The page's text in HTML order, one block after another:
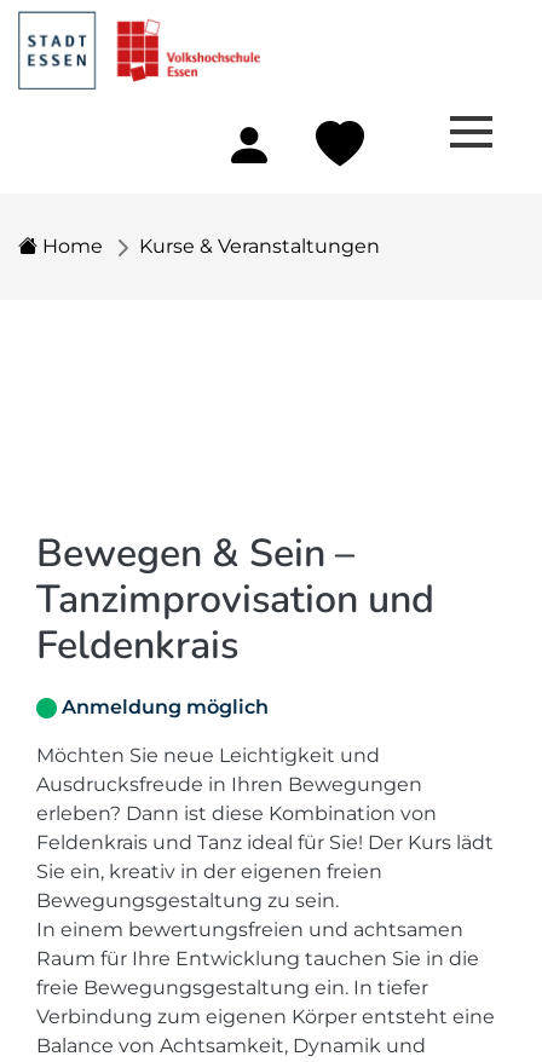
Home Kurse & Veranstaltungen
Bewegen & Sein –
Tanzimprovisation und
Feldenkrais
Anmeldung möglich
Möchten Sie neue Leichtigkeit und
Ausdrucksfreude in Ihren Bewegungen
erleben? Dann ist diese Kombination von
Feldenkrais und Tanz ideal für Sie! Der Kurs lädt
Sie ein, kreativ in der eigenen freien
Bewegungsgestaltung zu sein.
In einem bewertungsfreien und achtsamen
Raum für Ihre Entwicklung tauchen Sie in die
freie Bewegungsgestaltung ein. In tiefer
Verbindung zum eigenen Körper entsteht eine
Balance von Achtsamkeit, Dynamik und